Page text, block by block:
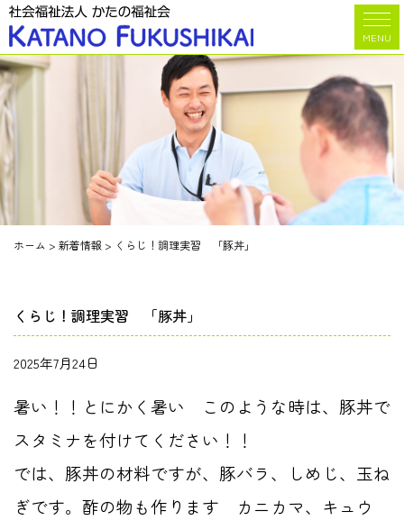
MENU
ホーム > 新着情報 > くらじ！調理実習 「豚丼」
くらじ！調理実習 「豚丼」
2025年7月24日
暑い！！とにかく暑い このような時は、豚丼で
スタミナを付けてください！！
では、豚丼の材料ですが、豚バラ、しめじ、玉ね
ぎです。酢の物も作ります カニカマ、キュウ